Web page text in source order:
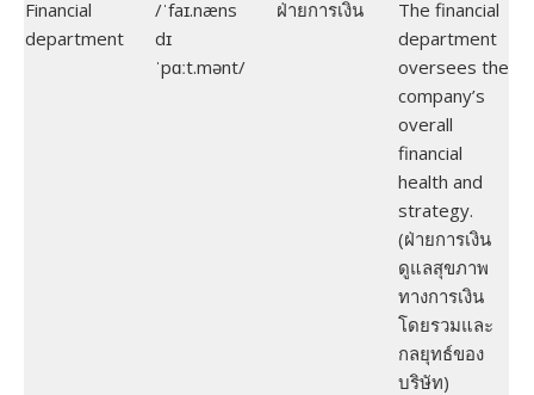
Financial
department
/ˈfaɪ.næns
dɪ
ˈpɑːt.mənt/
ฝ่ายการเงิน
The financial
department
oversees the
company’s
overall
financial
health and
strategy.
(ฝ่ายการเงิน
ดูแลสุขภาพ
ทางการเงิน
โดยรวมและ
กลยุทธ์ของ
บริษัท)